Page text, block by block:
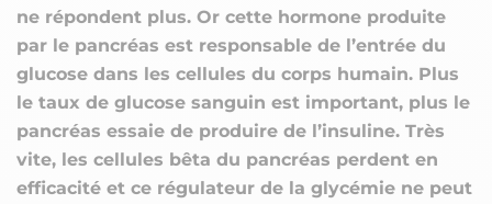
ne répondent plus. Or cette hormone produite
par le pancréas est responsable de l’entrée du
glucose dans les cellules du corps humain. Plus
le taux de glucose sanguin est important, plus le
pancréas essaie de produire de l’insuline. Très
vite, les cellules bêta du pancréas perdent en
efficacité et ce régulateur de la glycémie ne peut